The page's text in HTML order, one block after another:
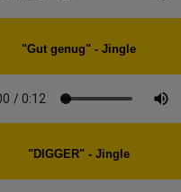
"Gut genug" - Jingle
"DIGGER" - Jingle